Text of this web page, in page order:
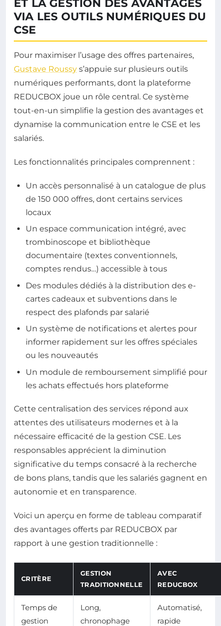
ET LA GESTION DES AVANTAGES
VIA LES OUTILS NUMÉRIQUES DU
CSE
Pour maximiser l’usage des offres partenaires,
Gustave Roussy s’appuie sur plusieurs outils
numériques performants, dont la plateforme
REDUCBOX joue un rôle central. Ce système
tout-en-un simplifie la gestion des avantages et
dynamise la communication entre le CSE et les
salariés.
Les fonctionnalités principales comprennent :
Un accès personnalisé à un catalogue de plus
de 150 000 offres, dont certains services
locaux
Un espace communication intégré, avec
trombinoscope et bibliothèque
documentaire (textes conventionnels,
comptes rendus…) accessible à tous
Des modules dédiés à la distribution des e-
cartes cadeaux et subventions dans le
respect des plafonds par salarié
Un système de notifications et alertes pour
informer rapidement sur les offres spéciales
ou les nouveautés
Un module de remboursement simplifié pour
les achats effectués hors plateforme
Cette centralisation des services répond aux
attentes des utilisateurs modernes et à la
nécessaire efficacité de la gestion CSE. Les
responsables apprécient la diminution
significative du temps consacré à la recherche
de bons plans, tandis que les salariés gagnent en
autonomie et en transparence.
Voici un aperçu en forme de tableau comparatif
des avantages offerts par REDUCBOX par
rapport à une gestion traditionnelle :
CRITÈRE
GESTION
TRADITIONNELLE
AVEC
REDUCBOX
Temps de
gestion
Long,
chronophage
Automatisé,
rapide